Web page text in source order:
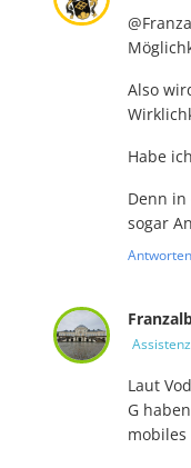
Also
Habe
Denn
sogar
Antworten
Laut
G